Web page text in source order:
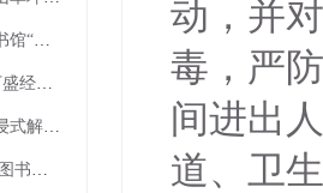
夏日书香进小区！万盛图书馆“清凉一夏”流动阅读活动等你来打卡
文化下基层 书香筑童心 万盛经开区图书馆公益讲座《我有一个梦想》走进社区
暑期限定管理员上岗，沉浸式解锁书香假期
深耕全民阅读 万盛经开区图书馆《让我们一起读书吧》书香课堂顺利开展
动，并
毒，严
间进出
道、卫